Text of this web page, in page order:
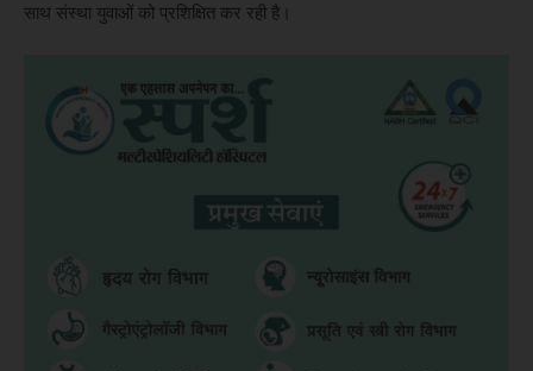
साथ संस्था युवाओं को प्रशिक्षित कर रही है।